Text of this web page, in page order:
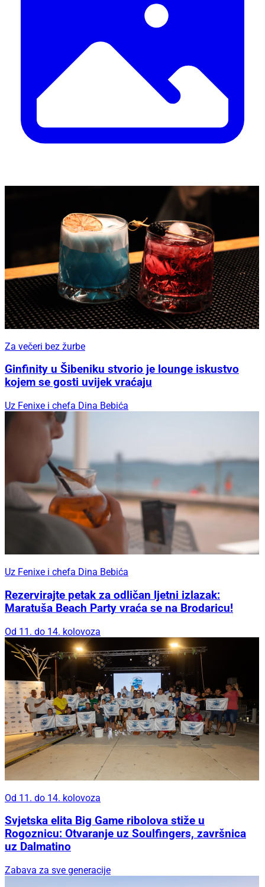
Za večeri bez žurbe
Ginfinity u Šibeniku stvorio je lounge iskustvo
kojem se gosti uvijek vraćaju
Uz Fenixe i chefa Dina Bebića
Uz Fenixe i chefa Dina Bebića
Rezervirajte petak za odličan ljetni izlazak:
Maratuša Beach Party vraća se na Brodaricu!
Od 11. do 14. kolovoza
Od 11. do 14. kolovoza
Svjetska elita Big Game ribolova stiže u
Rogoznicu: Otvaranje uz Soulfingers, završnica
uz Dalmatino
Zabava za sve generacije